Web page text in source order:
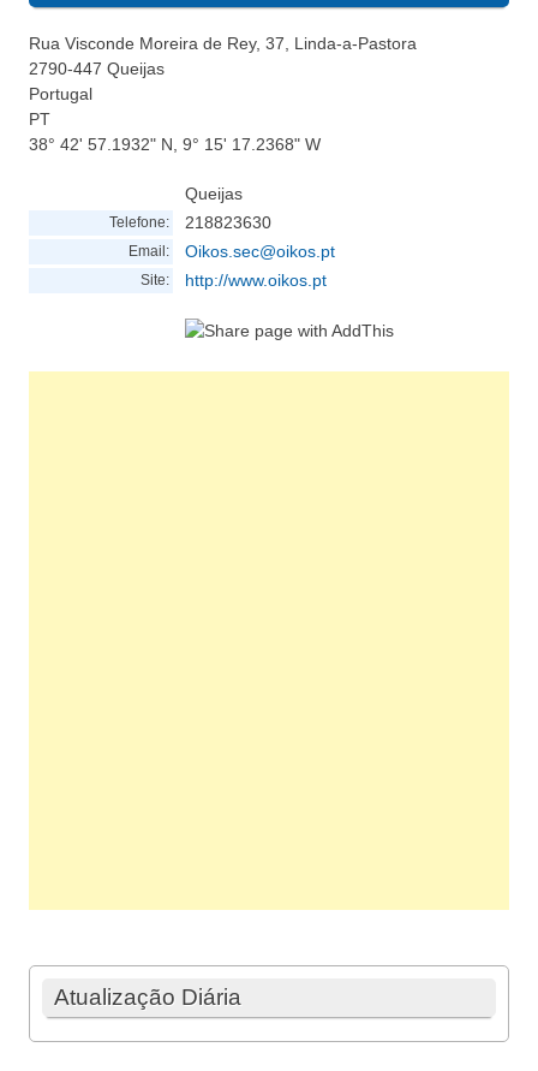
Rua Visconde Moreira de Rey, 37, Linda-a-Pastora
2790-447 Queijas
Portugal
PT
38° 42' 57.1932" N, 9° 15' 17.2368" W
Queijas
Telefone: 218823630
Email: Oikos.sec@oikos.pt
Site: http://www.oikos.pt
Atualização Diária